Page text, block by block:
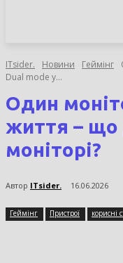
ITsider. Новини Геймінг
Dual mode у...
Один
життя – що
моніторі?
Автор ITsider. 16.06.2026
Геймінг Пристрої корисні